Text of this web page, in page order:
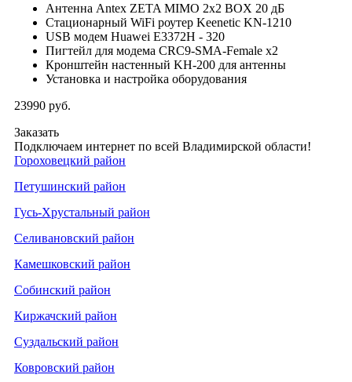
Антенна Antex ZETA MIMO 2x2 BOX 20 дБ
Стационарный WiFi роутер Keenetic KN-1210
USB модем Huawei E3372H - 320
Пигтейл для модема CRC9-SMA-Female x2
Кронштейн настенный KH-200 для антенны
Установка и настройка оборудования
23990 руб.
Заказать
Подключаем интернет по всей Владимирской области!
Гороховецкий район
Петушинский район
Гусь-Хрустальный район
Селивановский район
Камешковский район
Собинский район
Киржачский район
Суздальский район
Ковровский район